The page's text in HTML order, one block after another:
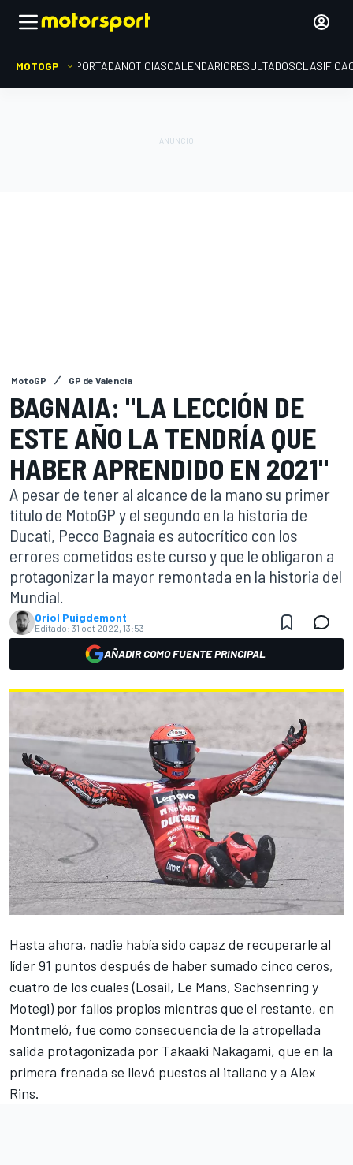
MOTOGP PORTADANOTICIASCALENDARIORESULTADOS
MotoGP GP de Valencia
BAGNAIA: "LA LECCIÓN DE
ESTE AÑO LA TENDRÍA QUE
HABER APRENDIDO EN 2021"
A pesar de tener al alcance de la mano su primer
título de MotoGP y el segundo en la historia de
Ducati, Pecco Bagnaia es autocrítico con los
errores cometidos este curso y que le obligaron a
protagonizar la mayor remontada en la historia del
Mundial.
Oriol Puigdemont
Editado: 31 oct 2022, 13:53
AÑADIR COMO FUENTE PRINCIPAL
Hasta ahora, nadie había sido capaz de recuperarle al
líder 91 puntos después de haber sumado cinco ceros,
cuatro de los cuales (Losail, Le Mans, Sachsenring y
Motegi) por fallos propios mientras que el restante, en
Montmeló, fue como consecuencia de la atropellada
salida protagonizada por Takaaki Nakagami, que en la
primera frenada se llevó puestos al italiano y a Alex
Rins.